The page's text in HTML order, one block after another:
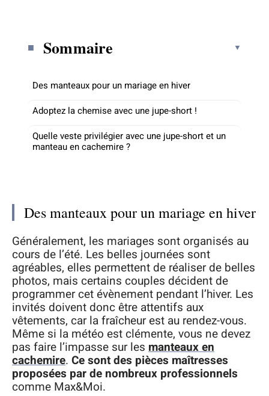
Sommaire
Des manteaux pour un mariage en hiver
Adoptez la chemise avec une jupe-short !
Quelle veste privilégier avec une jupe-short et un
manteau en cachemire ?
Des manteaux pour un mariage en hiver
Généralement, les mariages sont organisés au
cours de l’été. Les belles journées sont
agréables, elles permettent de réaliser de belles
photos, mais certains couples décident de
programmer cet évènement pendant l’hiver. Les
invités doivent donc être attentifs aux
vêtements, car la fraîcheur est au rendez-vous.
Même si la météo est clémente, vous ne devez
pas faire l’impasse sur les manteaux en
cachemire. Ce sont des pièces maîtresses
proposées par de nombreux professionnels
comme Max&Moi.